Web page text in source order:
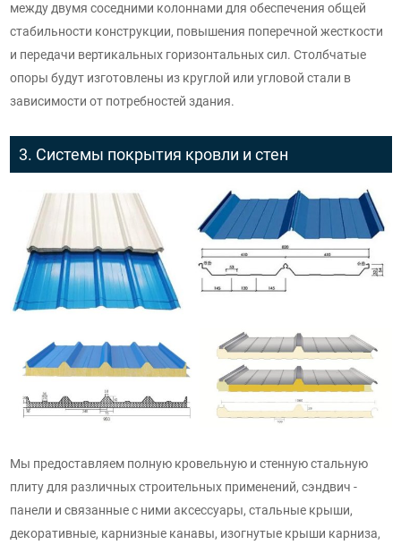
между двумя соседними колоннами для обеспечения общей
стабильности конструкции, повышения поперечной жесткости
и передачи вертикальных горизонтальных сил. Столбчатые
опоры будут изготовлены из круглой или угловой стали в
зависимости от потребностей здания.
3. Системы покрытия кровли и стен
Мы предоставляем полную кровельную и стенную стальную
плиту для различных строительных применений, сэндвич -
панели и связанные с ними аксессуары, стальные крыши,
декоративные, карнизные канавы, изогнутые крыши карниза,